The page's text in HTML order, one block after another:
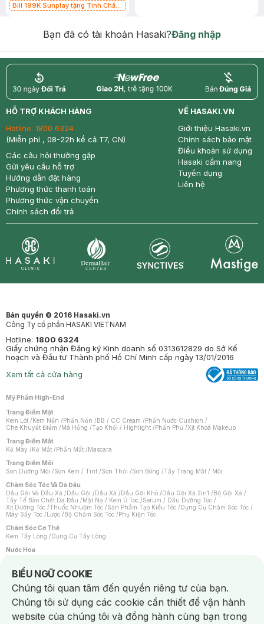
Bill 199K Sunplay tặng Tinh Chất
Bạn đã có tài khoản Hasaki?Đăng nhập
return nowfree price
HỖ TRỢ KHÁCH HÀNG
Hotline: 1800 6324
(Miễn phí , 08-22h kể cả T7, CN)
Các câu hỏi thường gặp
Gửi yêu cầu hỗ trợ
Hướng dẫn đặt hàng
Phương thức thanh toán
Phương thức vận chuyển
Chính sách đổi trả
VỀ HASAKI.VN
Giới thiệu Hasaki.vn
Chính sách bảo mật
Điều khoản sử dụng
Hasaki cẩm nang
Tuyển dụng
Liên hệ
Bản quyền © 2016 Hasaki.vn
Công Ty cổ phần HASAKI VIETNAM
Hotline: 1800 6324
Giấy chứng nhận Đăng ký Kinh doanh số 0313612829 do Sở Kế
hoạch và Đầu tư Thành phố Hồ Chí Minh cấp ngày 13/01/2016
Xem tất cả cửa hàng
Mỹ Phẩm High-End
Trang Điểm Mặt
Kem Lót /Kem Nền /Phấn Nền /BB / CC Cream /Phấn Nước Cushion /
Che Khuyết Điểm /Má Hồng /Tạo Khối / Highlight /Phấn Phủ /Xịt Khoá Makeup
Trang Điểm Mắt
Kẻ Mày /Kẻ Mắt /Phấn Mắt /Mascara
Trang Điểm Môi
Son Dưỡng Môi /Son Kem / Tint /Son Thỏi /Son Bóng /Tẩy Trang Mắt / Môi
Chăm Sóc Tóc Và Da Đầu
Dầu Gội Và Dầu Xả /Dầu Gội /Dầu Xả /Dầu Gội Khô /Dầu Gội Xả 2in1 /Bộ Gội Xả /
Tẩy Tế Bào Chết Da Đầu /Mặt Nạ / Kem Ủ Tóc /Serum / Dầu Dưỡng Tóc /
Xịt Dưỡng Tóc /Thuốc Nhuộm Tóc /Sản Phẩm Tạo Kiểu Tóc /Dụng Cụ Chăm Sóc Tóc /
Máy Sấy Tóc /Lược /Bộ Chăm Sóc Tóc /Phụ Kiện Tóc
Chăm Sóc Cơ Thể
Kem Tẩy Lông /Dụng Cụ Tẩy Lông
Nước Hoa
Nước Hoa Nữ
Chăm Sóc Cá Nhân
Chống Muỗi /Khẩu Trang /Máy Massage/Mặt Nạ Xông Hơi /Nước Rửa Tay/
Sản Phẩm Chăm Sóc Khác /Bàn Chải Đánh Răng /Bàn Chải Điện/
Hỗ Trợ Trắng Răng/Kem Đánh Răng /Máy Tăm Nước/ Nước Súc Miệng/
Tăm / Chỉ Nha Khoa/ Xịt Thơm Miệng / Dung Dịch Vệ Sinh/Dưỡng Vùng Kín/
Khăn Ướt Vệ Sinh Vùng Kín/Băng Vệ Sinh/Tampon/Bọt Cạo Râu /Dao Cạo Râu/
Máy Cạo Râu
BIỂU NGỮ COOKIE
Notice about cookies usage
Chúng tôi quan tâm đến quyền riêng tư của bạn.
Chúng tôi sử dụng các cookie cần thiết để vận hành
website của chúng tôi và đồng hành cùng bạn trong